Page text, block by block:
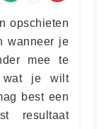
opschieten
wanneer je
mee te
wat je wilt
best een
resultaat